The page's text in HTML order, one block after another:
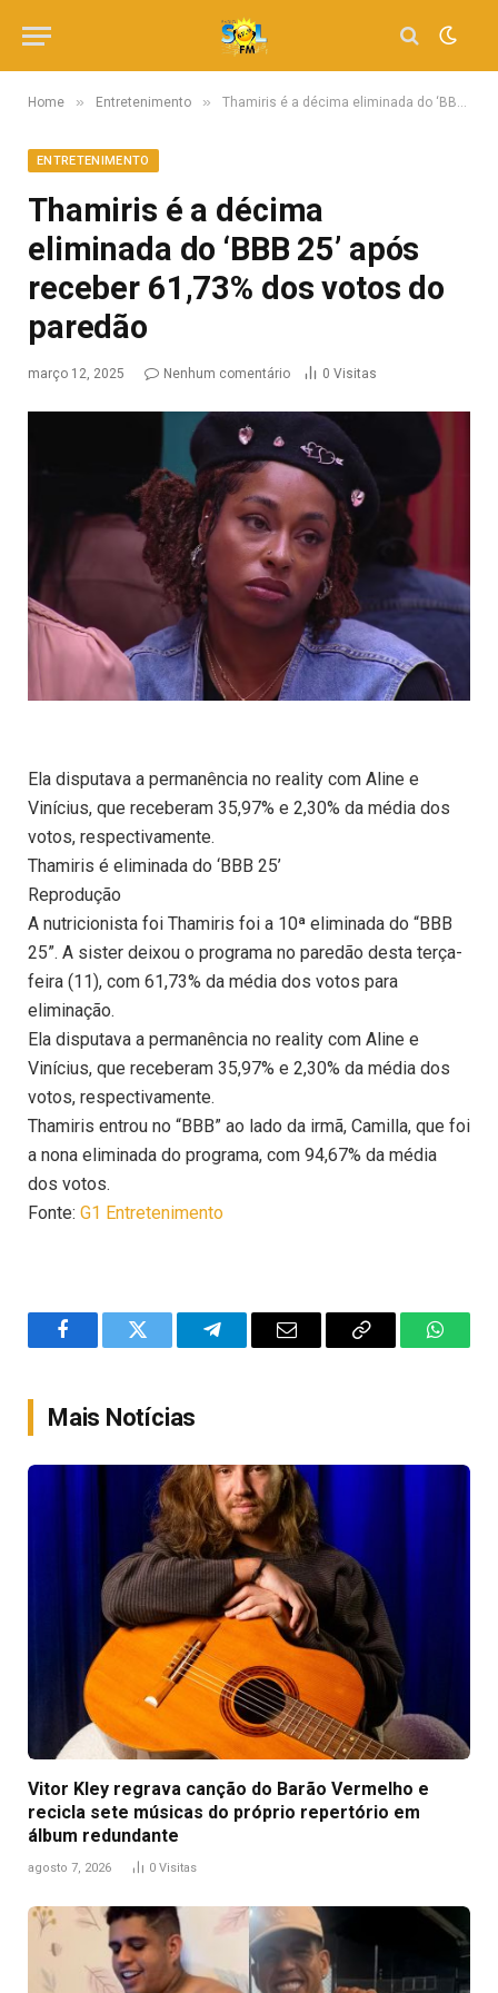
Home » Entretenimento » Thamiris é a décima eliminada do ‘BBB 25’ após receber 61,73% dos votos do paredão
ENTRETENIMENTO
Thamiris é a décima
eliminada do ‘BBB 25’ após
receber 61,73% dos votos do
paredão
março 12, 2025 Nenhum comentário 0 Visitas
Ela disputava a permanência no reality com Aline e
Vinícius, que receberam 35,97% e 2,30% da média dos
votos, respectivamente.
Thamiris é eliminada do ‘BBB 25’
Reprodução
A nutricionista foi Thamiris foi a 10ª eliminada do “BBB
25”. A sister deixou o programa no paredão desta terça-
feira (11), com 61,73% da média dos votos para
eliminação.
Ela disputava a permanência no reality com Aline e
Vinícius, que receberam 35,97% e 2,30% da média dos
votos, respectivamente.
Thamiris entrou no “BBB” ao lado da irmã, Camilla, que foi
a nona eliminada do programa, com 94,67% da média
dos votos.
Fonte: G1 Entretenimento
FacebookTwitter TelegramEmail
Copy
Mais Notícias
Vitor Kley regrava canção do Barão Vermelho e
recicla sete músicas do próprio repertório em
álbum redundante
agosto 7, 2026 0 Visitas